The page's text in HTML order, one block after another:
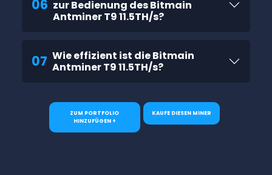
06 zur Bedienung des Bitmain
Antminer T9 11.5TH/s?
07 Wie effizient ist die Bitmain
Antminer T9 11.5TH/s?
ZUM PORTFOLIO
HINZUFÜGEN +
KAUFE DIESEN MINER